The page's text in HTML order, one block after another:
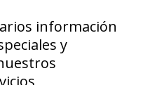
información
y